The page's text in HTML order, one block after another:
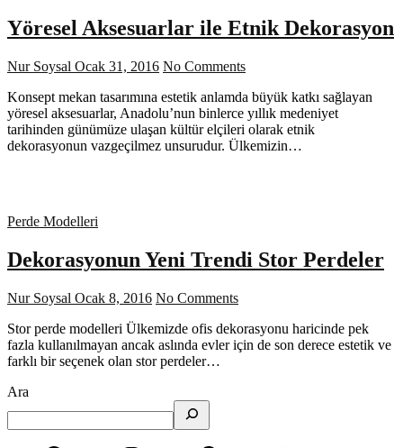
Yöresel Aksesuarlar ile Etnik Dekorasyon
Nur Soysal Ocak 31, 2016 No Comments
Konsept mekan tasarımına estetik anlamda büyük katkı sağlayan
yöresel aksesuarlar, Anadolu’nun binlerce yıllık medeniyet
tarihinden günümüze ulaşan kültür elçileri olarak etnik
dekorasyonun vazgeçilmez unsurudur. Ülkemizin…
Perde Modelleri
Dekorasyonun Yeni Trendi Stor Perdeler
Nur Soysal Ocak 8, 2016 No Comments
Stor perde modelleri Ülkemizde ofis dekorasyonu haricinde pek
fazla kullanılmayan ancak aslında evler için de son derece estetik ve
farklı bir seçenek olan stor perdeler…
Ara